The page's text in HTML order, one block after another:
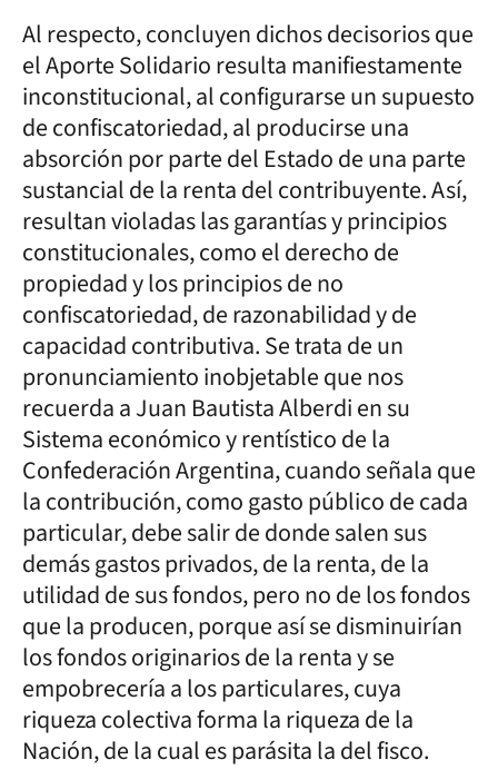
Al respecto, concluyen dichos decisorios que
el Aporte Solidario resulta manifiestamente
inconstitucional, al configurarse un supuesto
de confiscatoriedad, al producirse una
absorción por parte del Estado de una parte
sustancial de la renta del contribuyente. Así,
resultan violadas las garantías y principios
constitucionales, como el derecho de
propiedad y los principios de no
confiscatoriedad, de razonabilidad y de
capacidad contributiva. Se trata de un
pronunciamiento inobjetable que nos
recuerda a Juan Bautista Alberdi en su
Sistema económico y rentístico de la
Confederación Argentina, cuando señala que
la contribución, como gasto público de cada
particular, debe salir de donde salen sus
demás gastos privados, de la renta, de la
utilidad de sus fondos, pero no de los fondos
que la producen, porque así se disminuirían
los fondos originarios de la renta y se
empobrecería a los particulares, cuya
riqueza colectiva forma la riqueza de la
Nación, de la cual es parásita la del fisco.